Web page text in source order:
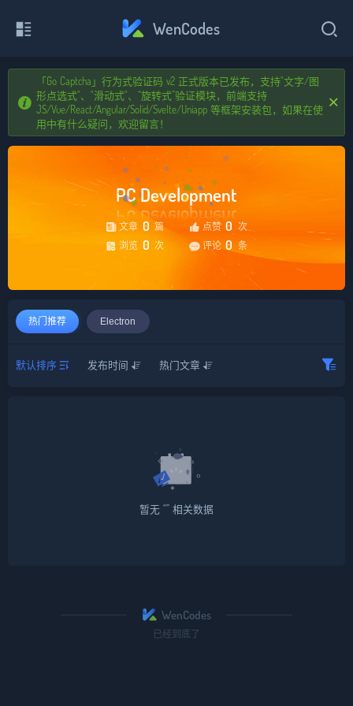
蓝奏云
其 他
闪电云
WenCodes
下拉即可刷新...
「Go Captcha」行为式验证码 v2 正式版本已发布，支持"文字/图
形点选式"、"滑动式"、“旋转式”验证模块，前端支持
JS/Vue/React/Angular/Solid/Svelte/Uniapp 等框架安装包，如果在使
用中有什么疑问，欢迎留言！
PC Development
PC Development
文章 0 篇
浏览 0 次
点赞 0 次
评论 0 条
热门推荐 Electron
默认排序 发布时间 热门文章
暂无 “” 相关数据
WenCodes
已经到底了